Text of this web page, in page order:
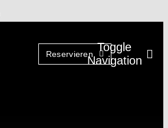
Reservieren
Toggle
Navigation